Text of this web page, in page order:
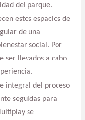
del parque.
estos espacios de
de una
social. Por
ser llevados a cabo
integral del proceso
seguidas para
se